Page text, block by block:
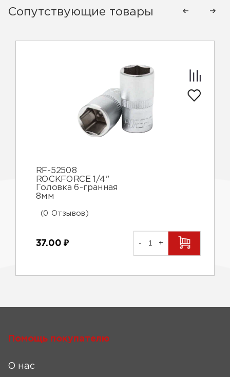
Сопутствующие товары
RF-52508
ROCKFORCE 1/4"
Головка 6-гранная
8мм
(0 Отзывов)
37.00₽ - +
Помощь покупателю
О нас